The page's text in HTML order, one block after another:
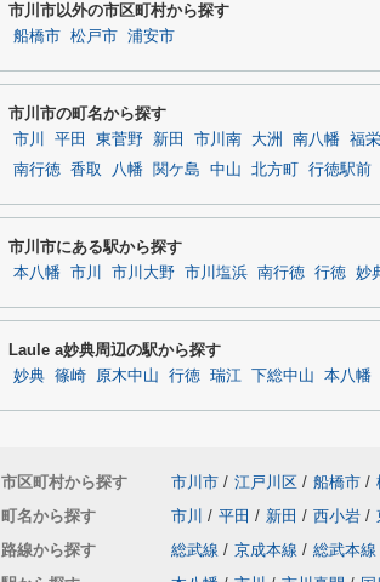
市川市以外の市区町村から探す
船橋市 松戸市 浦安市
市川市の町名から探す
市川 平田 東菅野 新田 市川南 大洲 南八幡 福栄
南行徳 香取 八幡 関ケ島 中山 北方町 行徳駅前
市川市にある駅から探す
本八幡 市川 市川大野 市川塩浜 南行徳 行徳 妙
Laule a妙典周辺の駅から探す
妙典 篠崎 原木中山 行徳 瑞江 下総中山 本八幡
市区町村から探す 市川市 / 江戸川区 / 船橋市 /
町名から探す
市川 / 平田 / 新田 / 西小岩 /
路線から探す
総武線 / 京成本線 / 総武本線